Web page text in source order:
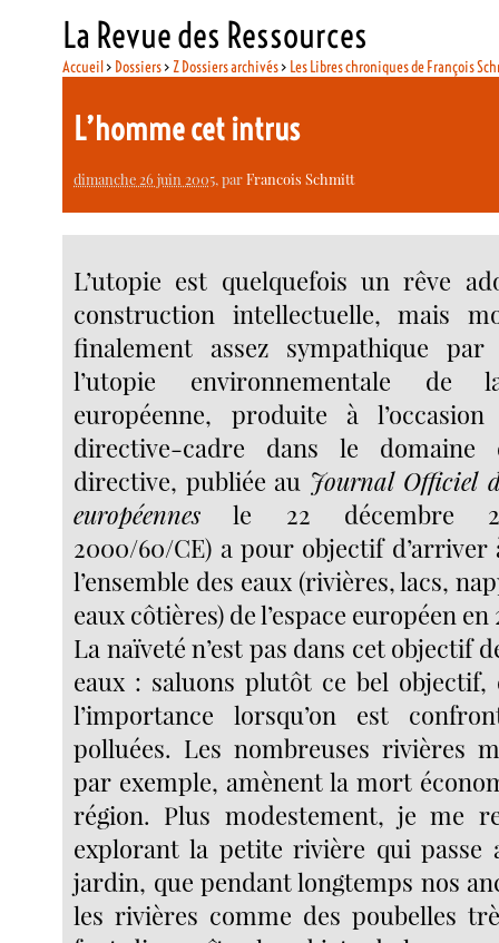
La Revue des Ressources
Accueil> Dossiers> Z Dossiers archivés> Les Libres chroniques de François
L’homme cet intrus
dimanche 26 juin 2005, parFrancois Schmitt
L’utopie est quelquefois un rêve
construction intellectuelle, mais
finalement assez sympathique
l’utopie environnementale de
européenne, produite à
directive-cadre dans le domaine
directive, publiée au Journal Officiel
européennes le 22 décembre
2000/60/CE) a pour objectif
l’ensemble des eaux (rivières, lacs,
eaux côtières) de l’espace européen en
La naïveté n’est pas dans cet objectif
eaux : saluons plutôt ce bel
l’importance lorsqu’on est
polluées. Les nombreuses rivières
par exemple, amènent la mort
région. Plus modestement, je me
explorant la petite rivière qui passe
jardin, que pendant longtemps nos
les rivières comme des poubelles